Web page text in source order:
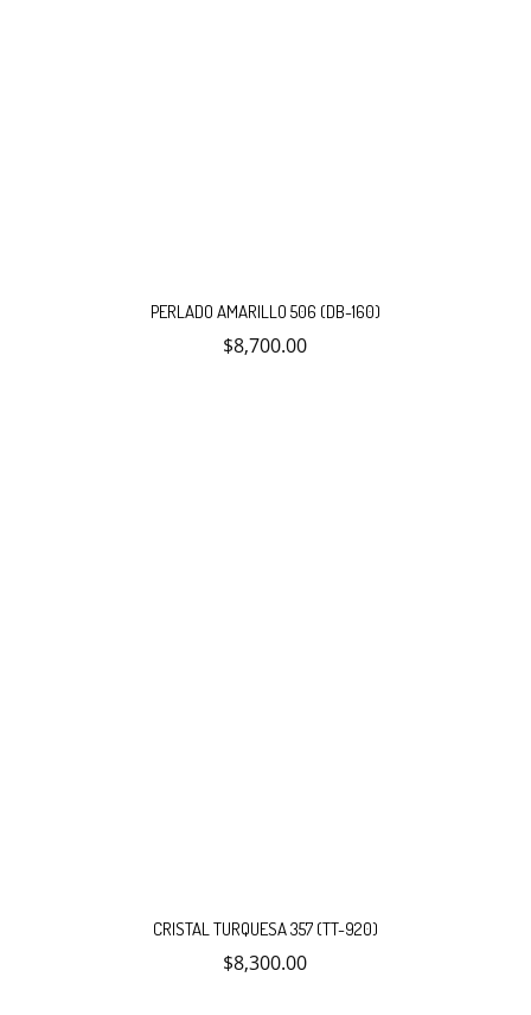
PERLADO AMARILLO 506 (DB-160)
$8,700.00
CRISTAL TURQUESA 357 (TT-920)
$8,300.00